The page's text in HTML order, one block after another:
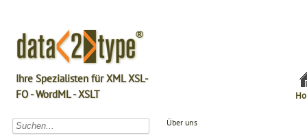
Ihre Spezialisten für XML XSL-
FO - WordML - XSLT
Über uns